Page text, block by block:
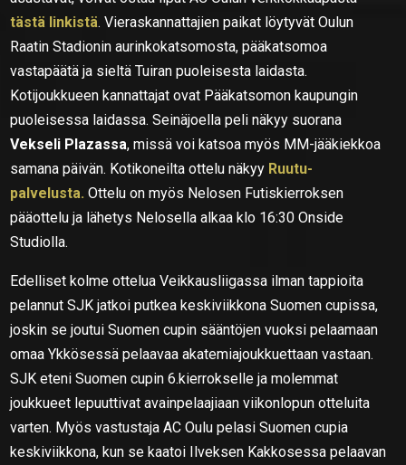
tästä linkistä. Vieraskannattajien paikat löytyvät Oulun
Raatin Stadionin aurinkokatsomosta, pääkatsomoa
vastapäätä ja sieltä Tuiran puoleisesta laidasta.
Kotijoukkueen kannattajat ovat Pääkatsomon kaupungin
puoleisessa laidassa. Seinäjoella peli näkyy suorana
Vekseli Plazassa, missä voi katsoa myös MM-jääkiekkoa
samana päivän. Kotikoneilta ottelu näkyy Ruutu-
palvelusta.Ottelu on myös Nelosen Futiskierroksen
pääottelu ja lähetys Nelosella alkaa klo 16:30 Onside
Studiolla.
Edelliset kolme ottelua Veikkausliigassa ilman tappioita
pelannut SJK jatkoi putkea keskiviikkona Suomen cupissa,
joskin se joutui Suomen cupin sääntöjen vuoksi pelaamaan
omaa Ykkösessä pelaavaa akatemiajoukkuettaan vastaan.
SJK eteni Suomen cupin 6.kierrokselle ja molemmat
joukkueet lepuuttivat avainpelaajiaan viikonlopun otteluita
varten. Myös vastustaja AC Oulu pelasi Suomen cupia
keskiviikkona, kun se kaatoi Ilveksen Kakkosessa pelaavan